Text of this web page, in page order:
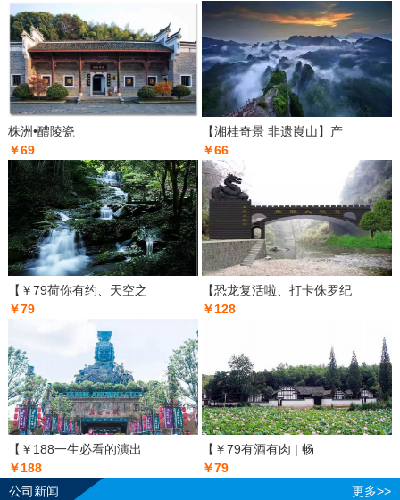
株洲•醴陵瓷
￥69
【湘桂奇景 非遗崀山】产
￥66
【￥79荷你有约、天空之
￥79
【恐龙复活啦、打卡侏罗纪
￥128
【￥188一生必看的演出
￥188
【￥79有酒有肉 | 畅
￥79
公司新闻
更多>>